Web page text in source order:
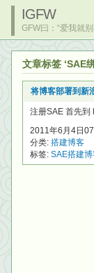
IGFW
GFW曰：“爱我就
文章标签 ‘SAE
将博客部署到新
注册SAE 首先到
2011年6月4日
分类: 搭建博客
标签: SAE搭建